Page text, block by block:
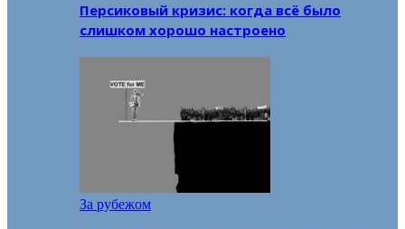
Персиковый кризис: когда всё было
слишком хорошо настроено
За рубежом